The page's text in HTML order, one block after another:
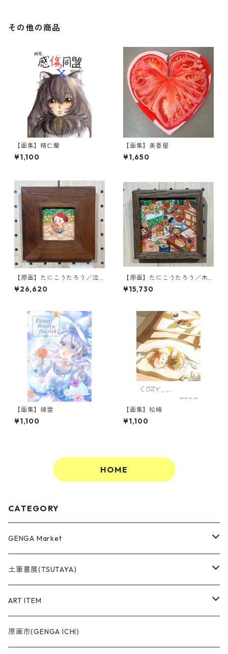
その他の商品
【画集】精仁蘭
¥1,100
【画集】美香屋
¥1,650
【原画】たにこうたろう／泣
かないで
¥26,620
【原画】たにこうたろう／木
の中のアトリエ
¥15,730
【画集】綿雲
¥1,100
【画集】松峰
¥1,100
HOME
CATEGORY
GENGA Market
●Artrooming Market
【Artrooming Shop】
【10】
●原画廊+Artrooming Shop
●ONEW Painters Market
土筆書展(TSUTAYA)
画収集
ART ITEM
●Book Cover
原画市(GENGA ICHI)